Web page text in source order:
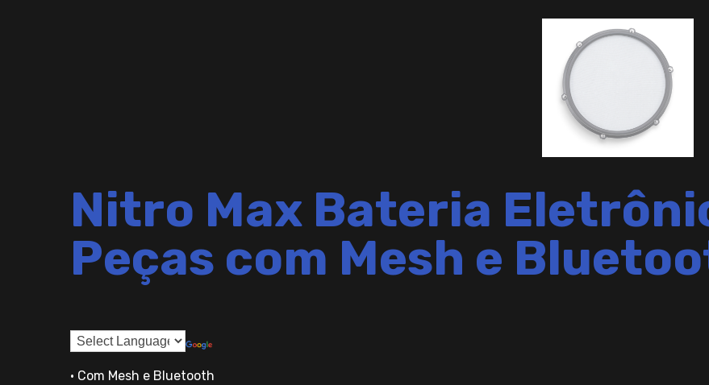
Nitro Max Bateria
Peças com Mesh e
• Com Mesh e Bluetooth